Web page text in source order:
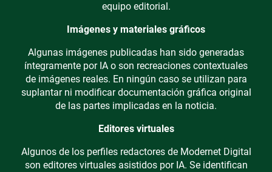
equipo editorial.
Imágenes y materiales gráficos
Algunas imágenes publicadas han sido generadas
íntegramente por IA o son recreaciones contextuales
de imágenes reales. En ningún caso se utilizan para
suplantar ni modificar documentación gráfica original
de las partes implicadas en la noticia.
Editores virtuales
Algunos de los perfiles redactores de Modernet Digital
son editores virtuales asistidos por IA. Se identifican